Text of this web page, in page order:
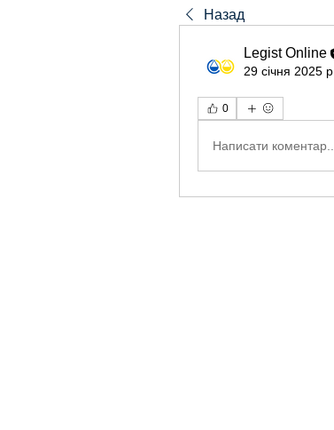
Назад
Legist Online
29 січня 2025 р.
0
Написати коментар...